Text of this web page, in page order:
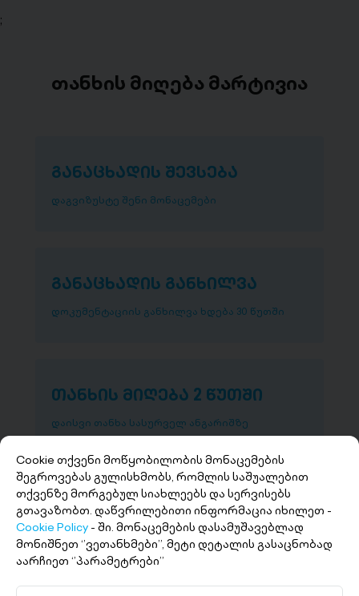
;
თანხის მიღება მარტივია
განაცხადის შევსება
დაგვიზუსტე შენი მონაცემები
განაცხადის განხილვა
დოკუმენტაციის განხილვა ხდება 30 წუთში
თანხის მიღება 2 წუთში
დაისვი თანხა სასურველ ანგარიშზე
Cookie თქვენი მოწყობილობის მონაცემების
შეგროვებას გულისხმობს, რომლის საშუალებით
თქვენზე მორგებულ სიახლეებს და სერვისებს
გთავაზობთ. დაწვრილებითი ინფორმაცია იხილეთ -
Cookie Policy - ში. მონაცემების დასამუშავებლად
მონიშნეთ ‘’ვეთანხმები’’, მეტი დეტალის გასაცნობად
აარჩიეთ ‘’პარამეტრები’’